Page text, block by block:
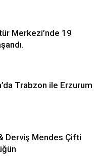
Merkezi’nde 19
Trabzon ile Erzurum
Derviş Mendes Çifti